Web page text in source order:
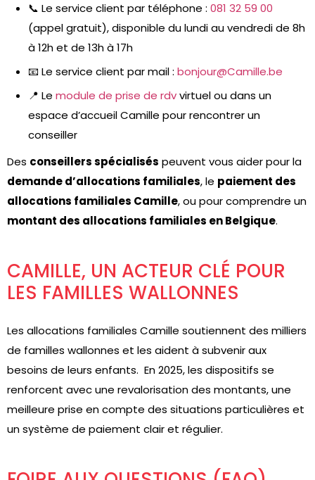
📞 Le service client par téléphone : 081 32 59 00
(appel gratuit), disponible du lundi au vendredi de 8h
à 12h et de 13h à 17h
📧 Le service client par mail : bonjour@Camille.be
📍 Le module de prise de rdvvirtuel ou dans un
espace d’accueil Camille pour rencontrer un
conseiller
Des conseillers spécialisés peuvent vous aider pour la
demande d’allocations familiales, le paiement des
allocations familiales Camille, ou pour comprendre un
montant des allocations familiales en Belgique.
CAMILLE, UN ACTEUR CLÉ POUR
LES FAMILLES WALLONNES
Les allocations familiales Camille soutiennent des milliers
de familles wallonnes et les aident à subvenir aux
besoins de leurs enfants. En 2025, les dispositifs se
renforcent avec une revalorisation des montants, une
meilleure prise en compte des situations particulières et
un système de paiement clair et régulier.